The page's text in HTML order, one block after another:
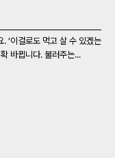
‘이걸로도 먹고 살 수 있겠는
바뀝니다. 불러주는...